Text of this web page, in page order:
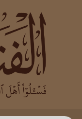
العالم
بن باز
اللجنة الدائمة